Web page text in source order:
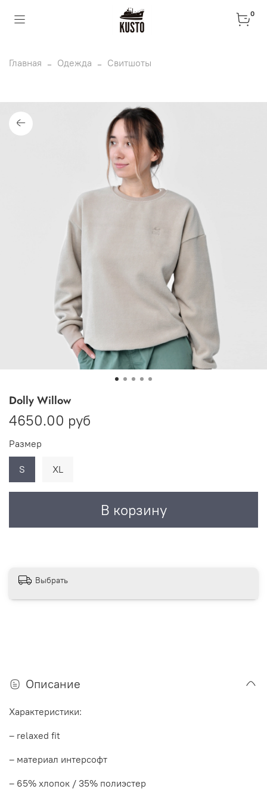
0
Главная Одежда Свитшоты
Dolly Willow
4650.00 руб
В корзину
Размер
S XL
Выбрать
Описание
Характеристики:
– relaxed fit
– материал интерсофт
– 65% хлопок / 35% полиэстер